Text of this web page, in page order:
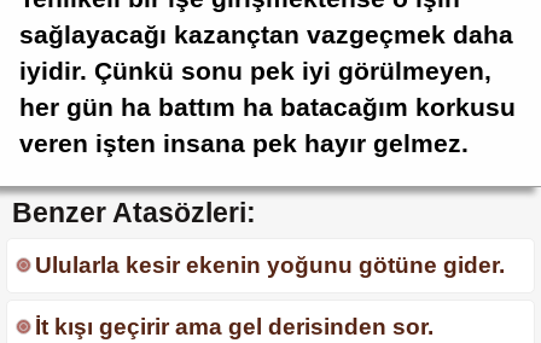
sağlayacağı kazançtan vazgeçmek daha
iyidir. Çünkü sonu pek iyi görülmeyen,
her gün ha battım ha batacağım korkusu
veren işten insana pek hayır gelmez.
Benzer Atasözleri:
Ulularla kesir ekenin yoğunu götüne gider.
İt kışı geçirir ama gel derisinden sor.